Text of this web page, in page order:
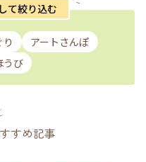
て絞り込む
アートさんぽ
うび
すめ記事